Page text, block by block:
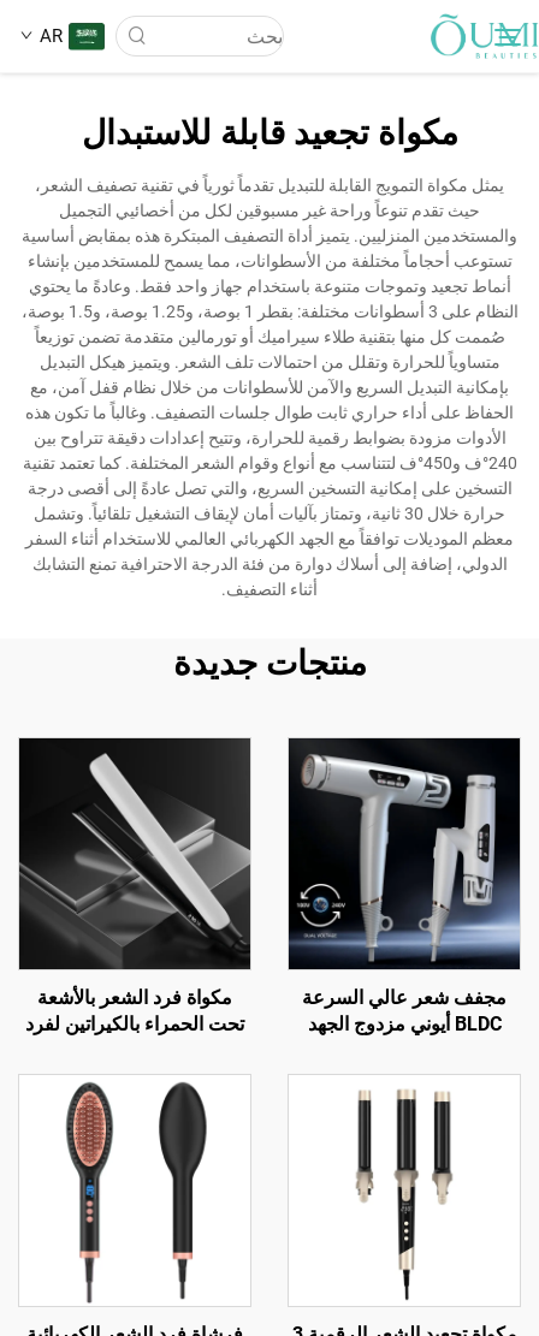
AR
عن الشركة
المنتجات
الأخبار
تطبيق
اتصل بنا
مكواة تجعيد قابلة للاستبدال
يمثل مكواة التمويج القابلة للتبديل تقدماً ثورياً في تقنية تصفيف الشعر،
حيث تقدم تنوعاً وراحة غير مسبوقين لكل من أخصائيي التجميل
والمستخدمين المنزليين. يتميز أداة التصفيف المبتكرة هذه بمقابض أساسية
تستوعب أحجاماً مختلفة من الأسطوانات، مما يسمح للمستخدمين بإنشاء
أنماط تجعيد وتموجات متنوعة باستخدام جهاز واحد فقط. وعادةً ما يحتوي
النظام على 3 أسطوانات مختلفة: بقطر 1 بوصة، و1.25 بوصة، و1.5 بوصة،
صُممت كل منها بتقنية طلاء سيراميك أو تورمالين متقدمة تضمن توزيعاً
متساوياً للحرارة وتقلل من احتمالات تلف الشعر. ويتميز هيكل التبديل
بإمكانية التبديل السريع والآمن للأسطوانات من خلال نظام قفل آمن، مع
الحفاظ على أداء حراري ثابت طوال جلسات التصفيف. وغالباً ما تكون هذه
الأدوات مزودة بضوابط رقمية للحرارة، وتتيح إعدادات دقيقة تتراوح بين
240°ف و450°ف لتتناسب مع أنواع وقوام الشعر المختلفة. كما تعتمد تقنية
التسخين على إمكانية التسخين السريع، والتي تصل عادةً إلى أقصى درجة
حرارة خلال 30 ثانية، وتمتاز بآليات أمان لإيقاف التشغيل تلقائياً. وتشمل
معظم الموديلات توافقاً مع الجهد الكهربائي العالمي للاستخدام أثناء السفر
الدولي، إضافة إلى أسلاك دوارة من فئة الدرجة الاحترافية تمنع التشابك
أثناء التصفيف.
منتجات جديدة
مجفف شعر عالي السرعة
BLDC أيوني مزدوج الجهد
مكواة فرد الشعر بالأشعة
تحت الحمراء بالكيراتين لفرد